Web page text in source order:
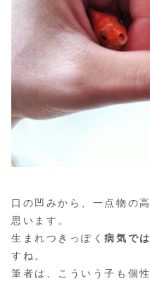
口の凹みから、一点物の
思います。
生まれつきっぽく病気で
すね。
筆者は、こういう子も個